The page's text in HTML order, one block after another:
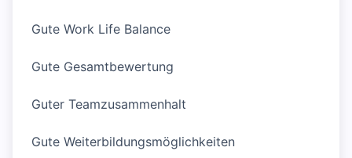
Gute Work Life Balance
Gute Gesamtbewertung
Guter Teamzusammenhalt
Gute Weiterbildungsmöglichkeiten